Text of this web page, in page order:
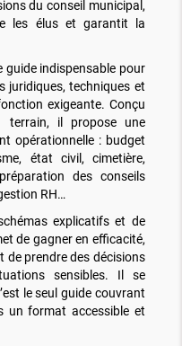
du conseil municipal,
les élus et garantit la
guide indispensable pour
juridiques, techniques et
exigeante. Conçu
terrain, il propose une
opérationnelle : budget
état civil, cimetière,
des conseils
RH…
explicatifs et de
de gagner en efficacité,
de prendre des décisions
sensibles. Il se
le seul guide couvrant
un format accessible et